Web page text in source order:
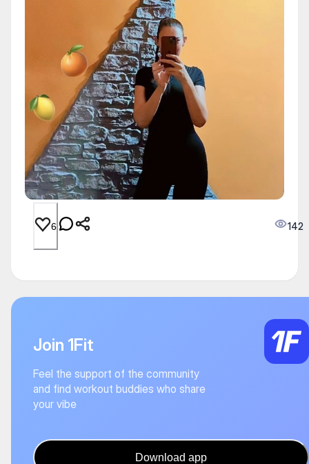
6 142
Join 1Fit
Feel the support of the community
and find workout buddies who share
your vibe
Download app